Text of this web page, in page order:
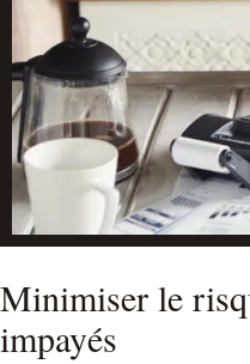
Minimiser le
impayés